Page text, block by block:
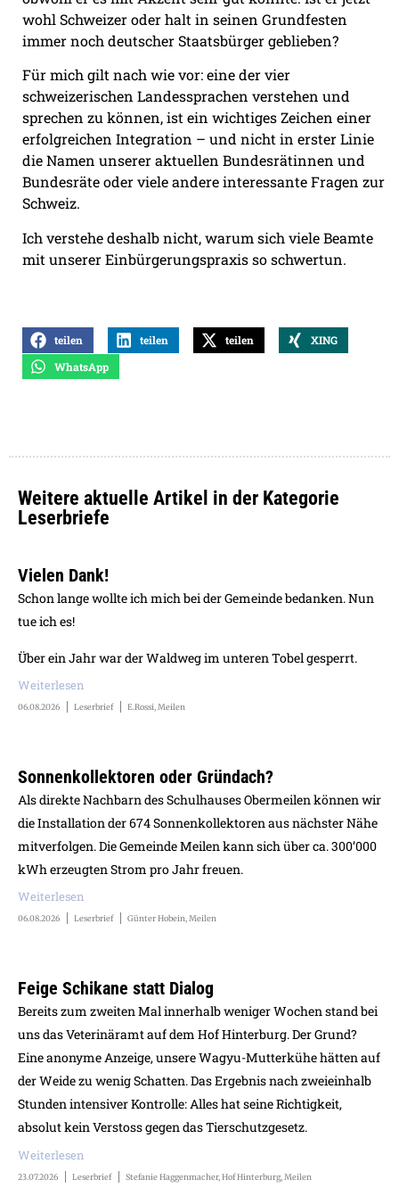
wohl Schweizer oder halt in seinen Grundfesten
immer noch deutscher Staatsbürger geblieben?
Für mich gilt nach wie vor: eine der vier
schweizerischen Landessprachen verstehen und
sprechen zu können, ist ein wichtiges Zeichen einer
erfolgreichen Integration – und nicht in erster Linie
die Namen unserer aktuellen Bundesrätinnen und
Bundesräte oder viele andere interessante Fragen zur
Schweiz.
Ich verstehe deshalb nicht, warum sich viele Beamte
mit unserer Einbürgerungspraxis so schwertun.
teilen teilen teilen
XING
WhatsApp
Weitere aktuelle Artikel in der Kategorie
Leserbriefe
Vielen Dank!
Schon lange wollte ich mich bei der Gemeinde bedanken. Nun
tue ich es!
Über ein Jahr war der Waldweg im unteren Tobel gesperrt.
Weiterlesen
06.08.2026 Leserbrief E.Rossi, Meilen
Sonnenkollektoren oder Gründach?
Als direkte Nachbarn des Schulhauses Obermeilen können wir
die Installation der 674 Sonnenkollektoren aus nächster Nähe
mitverfolgen. Die Gemeinde Meilen kann sich über ca. 300’000
kWh erzeugten Strom pro Jahr freuen.
Weiterlesen
06.08.2026 Leserbrief Günter Hobein, Meilen
Feige Schikane statt Dialog
Bereits zum zweiten Mal innerhalb weniger Wochen stand bei
uns das Veterinäramt auf dem Hof Hinterburg. Der Grund?
Eine anonyme Anzeige, unsere Wagyu-Mutterkühe hätten auf
der Weide zu wenig Schatten. Das Ergebnis nach zweieinhalb
Stunden intensiver Kontrolle: Alles hat seine Richtigkeit,
absolut kein Verstoss gegen das Tierschutzgesetz.
Weiterlesen
23.07.2026 Leserbrief Stefanie Haggenmacher, Hof Hinterburg, Meilen